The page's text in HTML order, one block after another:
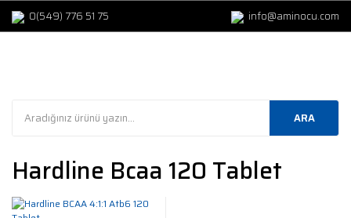
0(549) 776 51 75 info@aminocu.com
ARA
Hardline Bcaa 120 Tablet